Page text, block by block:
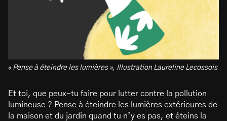
« Pense à éteindre les lumières », Illustration Laureline Lecossois
Et toi, que peux-tu faire pour lutter contre la pollution
lumineuse ? Pense à éteindre les lumières extérieures de
la maison et du jardin quand tu n’y es pas, et éteins la